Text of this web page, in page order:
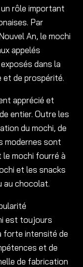
rôle important
Par
An, le mochi
appelés
dans la
et de prospérité.
apprécié et
entier. Outre les
du mochi, de
modernes sont
le mochi fourré à
et les snacks
au chocolat.
est toujours
forte intensité de
et de
de fabrication